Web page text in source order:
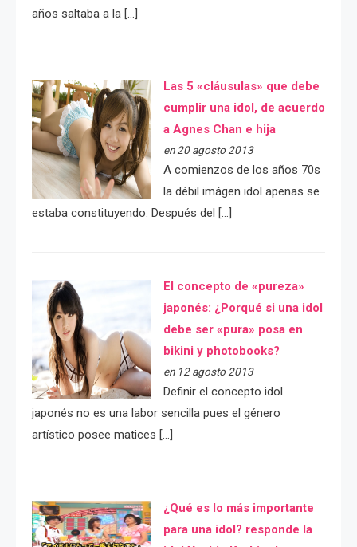
años saltaba a la […]
Las 5 «cláusulas» que debe
cumplir una idol, de acuerdo
a Agnes Chan e hija
en 20 agosto 2013
A comienzos de los años 70s
la débil imágen idol apenas se
estaba constituyendo. Después del […]
El concepto de «pureza»
japonés: ¿Porqué si una idol
debe ser «pura» posa en
bikini y photobooks?
en 12 agosto 2013
Definir el concepto idol
japonés no es una labor sencilla pues el género
artístico posee matices […]
¿Qué es lo más importante
para una idol? responde la